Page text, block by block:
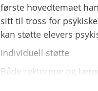
første hovedtemaet
sitt til tross for
kan støtte elevers
Individuell støtte
Både rektorene og